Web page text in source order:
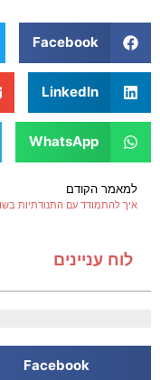
Facebook
LinkedIn
WhatsApp
למאמר הקודם
לוח עניינים
Facebook